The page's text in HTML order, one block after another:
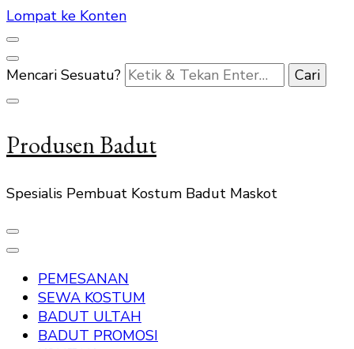
Lompat ke Konten
Mencari Sesuatu?
Produsen Badut
Spesialis Pembuat Kostum Badut Maskot
PEMESANAN
SEWA KOSTUM
BADUT ULTAH
BADUT PROMOSI